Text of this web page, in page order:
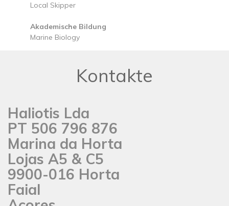
Local Skipper
Akademische Bildung
Marine Biology
Kontakte
Haliotis Lda
PT 506 796 876
Marina da Horta
Lojas A5 & C5
9900-016 Horta
Faial